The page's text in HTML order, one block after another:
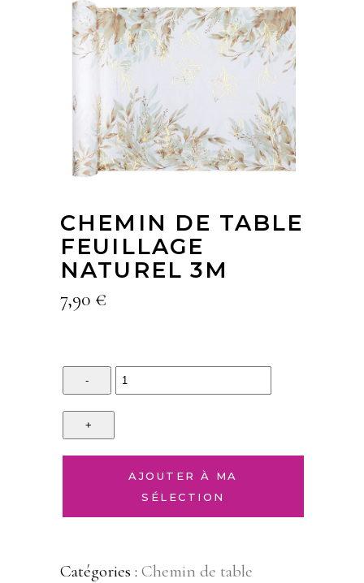
CHEMIN DE TABLE
FEUILLAGE
NATUREL 3M
7,90 €
Quantity
AJOUTER À MA
SÉLECTION
Catégories : Chemin de table